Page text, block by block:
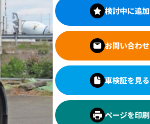
検討中に追加
お問い合わせ
車検証を見る
ページを印刷